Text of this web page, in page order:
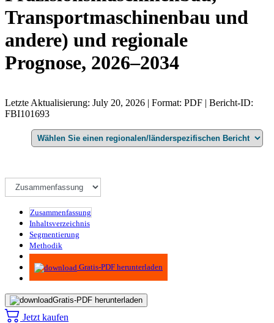
Transportmaschinenbau und
andere) und regionale
Prognose, 2026–2034
Letzte Aktualisierung: July 20, 2026 | Format: PDF | Bericht-ID:
FBI101693
Zusammenfassung
Inhaltsverzeichnis
Segmentierung
Methodik
Infografiken
Gratis-PDF herunterladen
Gratis-PDF herunterladen
Jetzt kaufen